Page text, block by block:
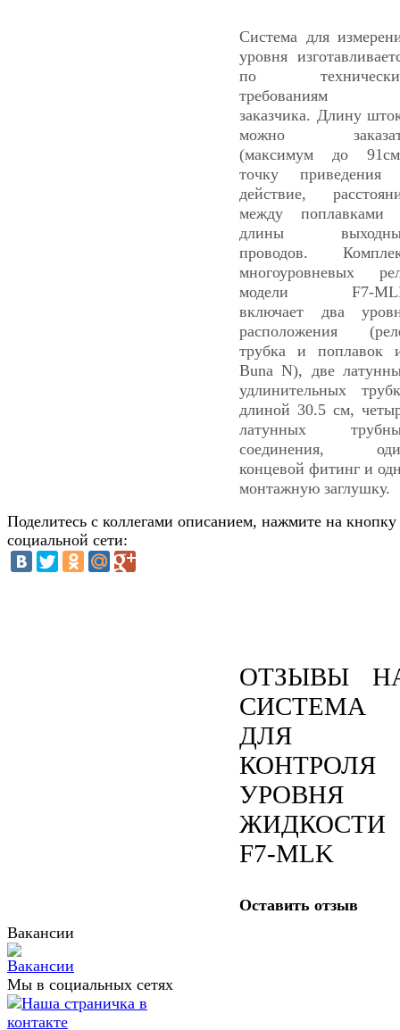
Система для
уровня
по
требованиям
заказчика. Длину
можно
(максимум до
точку приведения
действие,
между поплавками
длины
проводов.
многоуровневых
модели F7-
включает два
расположения
трубка и поплавок
Buna N), две
удлинительных
длиной 30.5 см,
латунных
соединения,
концевой фитинг и
монтажную заглушку.
Поделитесь с коллегами описанием, нажмите на кнопку
социальной сети:
ОТЗЫВЫ
СИСТЕМА
ДЛЯ
КОНТРОЛЯ
УРОВНЯ
ЖИДКОСТИ
F7-MLK
Оставить отзыв
Вакансии
Мы в социальных сетях